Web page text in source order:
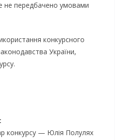
не передбачено умовами
конкурсного
України,
конкурсу — Юлія Полулях